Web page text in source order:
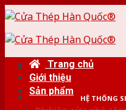
Skip
content
HỆ THỐNG
Trang chủ
Giới thiệu
Sản phẩm